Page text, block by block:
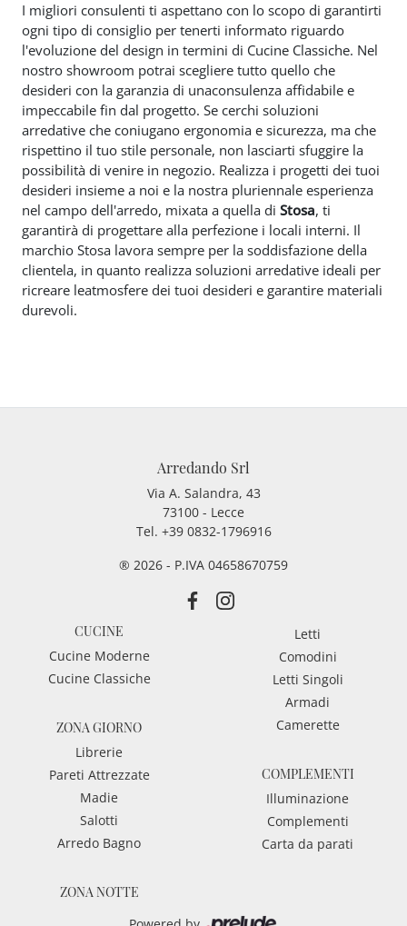
I migliori consulenti ti aspettano con lo scopo di garantirti
ogni tipo di consiglio per tenerti informato riguardo
l'evoluzione del design in termini di Cucine Classiche. Nel
nostro showroom potrai scegliere tutto quello che
desideri con la garanzia di unaconsulenza affidabile e
impeccabile fin dal progetto. Se cerchi soluzioni
arredative che coniugano ergonomia e sicurezza, ma che
rispettino il tuo stile personale, non lasciarti sfuggire la
possibilità di venire in negozio. Realizza i progetti dei tuoi
desideri insieme a noi e la nostra pluriennale esperienza
nel campo dell'arredo, mixata a quella di Stosa, ti
garantirà di progettare alla perfezione i locali interni. Il
marchio Stosa lavora sempre per la soddisfazione della
clientela, in quanto realizza soluzioni arredative ideali per
ricreare leatmosfere dei tuoi desideri e garantire materiali
durevoli.
Arredando Srl
Via A. Salandra, 43
73100 - Lecce
Tel. +39 0832-1796916
® 2026 - P.IVA 04658670759
CUCINE
Cucine Moderne
Cucine Classiche
ZONA GIORNO
Librerie
Pareti Attrezzate
Madie
Salotti
Arredo Bagno
ZONA NOTTE
Letti
Comodini
Letti Singoli
Armadi
Camerette
COMPLEMENTI
Illuminazione
Complementi
Carta da parati